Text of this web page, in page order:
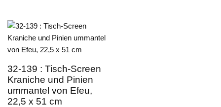
32-139 : Tisch-Screen
Kraniche und Pinien
ummantel von Efeu,
22,5 x 51 cm